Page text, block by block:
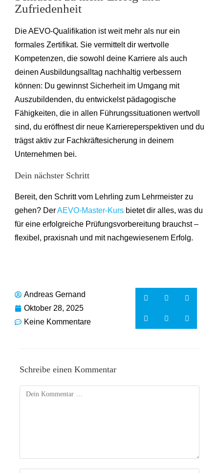
Zufriedenheit
Die AEVO-Qualifikation ist weit mehr als nur ein
formales Zertifikat. Sie vermittelt dir wertvolle
Kompetenzen, die sowohl deine Karriere als auch
deinen Ausbildungsalltag nachhaltig verbessern
können: Du gewinnst Sicherheit im Umgang mit
Auszubildenden, du entwickelst pädagogische
Fähigkeiten, die in allen Führungssituationen wertvoll
sind, du eröffnest dir neue Karriereperspektiven und du
trägst aktiv zur Fachkräftesicherung in deinem
Unternehmen bei.
Dein nächster Schritt
Bereit, den Schritt vom Lehrling zum Lehrmeister zu
gehen? DerAEVO-Master-Kurs bietet dir alles, was du
für eine erfolgreiche Prüfungsvorbereitung brauchst –
flexibel, praxisnah und mit nachgewiesenem Erfolg.
Andreas Gernand
Oktober 28, 2025
Keine Kommentare
Schreibe einen Kommentar